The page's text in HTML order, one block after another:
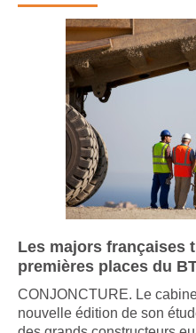
Les majors françaises
premières places du
CONJONCTURE. Le
nouvelle édition de son